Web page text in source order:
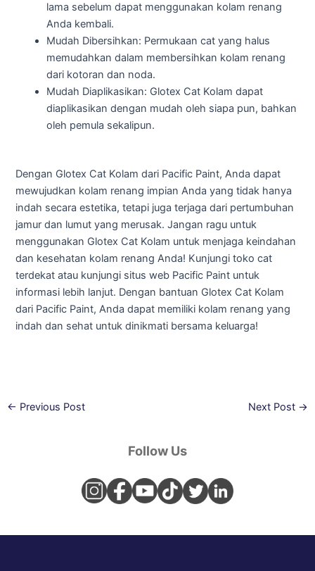
lama sebelum dapat menggunakan kolam renang
Anda kembali.
Mudah Dibersihkan: Permukaan cat yang halus
memudahkan dalam membersihkan kolam renang
dari kotoran dan noda.
Mudah Diaplikasikan: Glotex Cat Kolam dapat
diaplikasikan dengan mudah oleh siapa pun, bahkan
oleh pemula sekalipun.
Dengan Glotex Cat Kolam dari Pacific Paint, Anda dapat
mewujudkan kolam renang impian Anda yang tidak hanya
indah secara estetika, tetapi juga terjaga dari pertumbuhan
jamur dan lumut yang merusak. Jangan ragu untuk
menggunakan Glotex Cat Kolam untuk menjaga keindahan
dan kesehatan kolam renang Anda! Kunjungi toko cat
terdekat atau kunjungi situs web Pacific Paint untuk
informasi lebih lanjut. Dengan bantuan Glotex Cat Kolam
dari Pacific Paint, Anda dapat memiliki kolam renang yang
indah dan sehat untuk dinikmati bersama keluarga!
← Previous Post Next Post →
Follow Us